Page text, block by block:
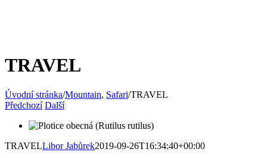
TRAVEL
Úvodní stránka/Mountain, Safari/TRAVEL
Předchozí Další
TRAVELLibor Jabůrek2019-09-26T16:34:40+00:00